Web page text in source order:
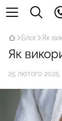
Блог Як
Як
25 лютого 2025